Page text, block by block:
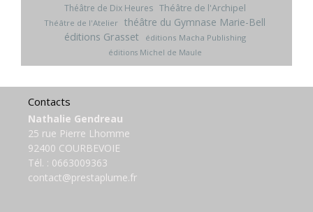
Théâtre de Dix Heures Théâtre de l'Archipel
Théâtre de l'Atelier théâtre du Gymnase Marie-Bell
éditions Grasset
éditions Macha Publishing
éditions Michel de Maule
Contacts
Nathalie Gendreau
25 rue Pierre Lhomme
92400 COURBEVOIE
Tél. : 0663009363
contact@prestaplume.fr